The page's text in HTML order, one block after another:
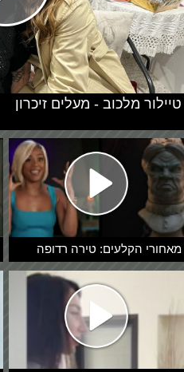
מאחורי הקלעים: טירה רדופה
טיילור מלכוב - מעלים זיכרון